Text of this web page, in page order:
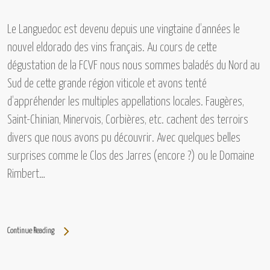
Le Languedoc est devenu depuis une vingtaine d’années le
nouvel eldorado des vins français. Au cours de cette
dégustation de la FCVF nous nous sommes baladés du Nord au
Sud de cette grande région viticole et avons tenté
d’appréhender les multiples appellations locales. Faugères,
Saint-Chinian, Minervois, Corbières, etc. cachent des terroirs
divers que nous avons pu découvrir. Avec quelques belles
surprises comme le Clos des Jarres (encore ?) ou le Domaine
Rimbert…
Continue Reading